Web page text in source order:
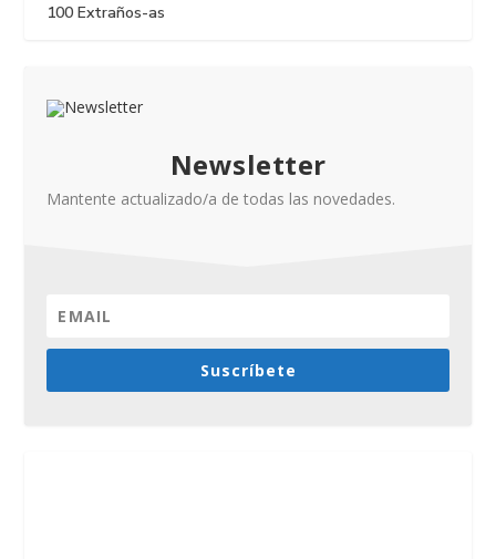
100 Extraños-as
Newsletter
Mantente actualizado/a de todas las novedades.
Suscríbete